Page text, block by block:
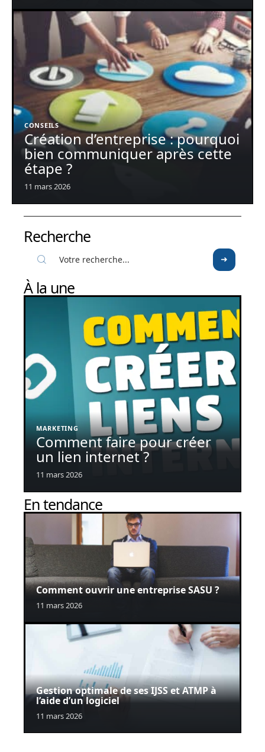
CONSEILS
Création d’entreprise : pourquoi
bien communiquer après cette
étape ?
11 mars 2026
Recherche
À la une
MARKETING
Comment faire pour créer
un lien internet ?
11 mars 2026
En tendance
Comment ouvrir une entreprise SASU ?
11 mars 2026
Gestion optimale de ses IJSS et ATMP à
l’aide d’un logiciel
11 mars 2026